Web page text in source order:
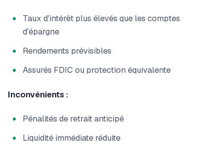
Taux d'intérêt plus élevés que les comptes
d'épargne
Rendements prévisibles
Assurés FDIC ou protection équivalente
Inconvénients :
Pénalités de retrait anticipé
Liquidité immédiate réduite